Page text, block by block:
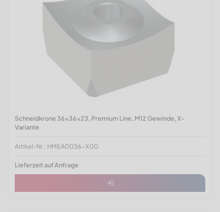
Schneidkrone 36x36x23, Premium Line, M12 Gewinde, X-
Variante
Artikel-Nr.: HMEA0036-X00
Lieferzeit auf Anfrage